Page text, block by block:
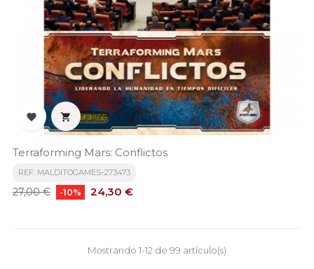
 
Terraforming Mars: Conflictos
REF: MALDITOGAMES-273473
Precio
27,00 € -10% Precio
24,30 €
Mostrando 1-12 de 99 artículo(s)